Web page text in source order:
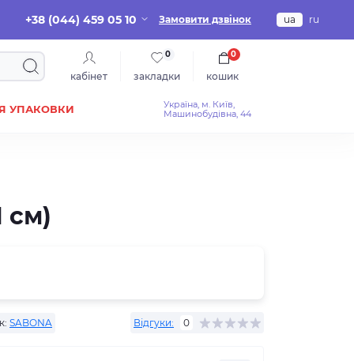
+38 (044) 459 05 10 Замовити дзвінок ua ru
кабінет закладки
0
кошик
0
УПАКОВКИ
Україна, м. Київ,
Машинобудівна, 44
см)
SABONA Відгуки: 0